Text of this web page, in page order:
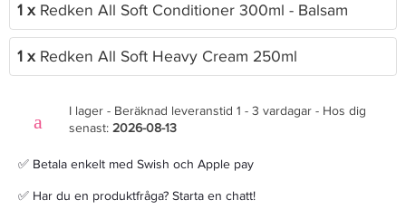
1 x Redken All Soft Conditioner 300ml - Balsam
1 x Redken All Soft Heavy Cream 250ml
I lager - Beräknad leveranstid 1 - 3 vardagar - Hos dig
senast: 2026-08-13
✅ Betala enkelt med Swish och Apple pay
✅ Har du en produktfråga? Starta en chatt!